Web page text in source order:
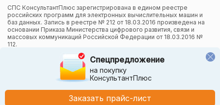
СПС КонсультантПлюс зарегистрирована в едином реестре
российских программ для электронных вычислительных машин и
баз данных. Запись в реестре № 212 от 18.03.2016 произведена на
основании Приказа Министерства цифрового развития, связи и
массовых коммуникаций Российской Федерации от 18.03.2016 №
112.
Компания осуществляет также и другие виды деятельности в
области информационных технологий.
Компания в рамках осуществления деятельности в области
информационных технологий (адаптация и модификация Систем
КонсультантПлюс) использует язык программирования Python,
СУБД, относящуюся к классу NoSQL-систем на языке
Спецпредложение
на покупку
КонсультантПлюс
Заказать прайс-лист